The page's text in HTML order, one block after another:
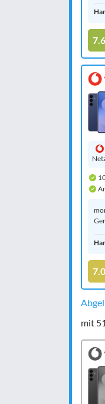
7.6
7.0
mit